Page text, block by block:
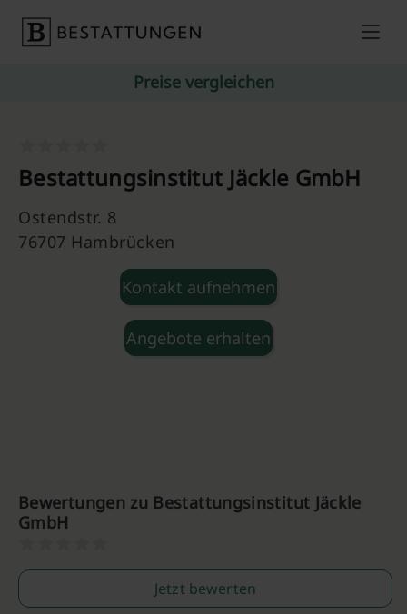
Preise vergleichen
Bestattungsinstitut Jäckle GmbH
Ostendstr. 8
76707 Hambrücken
Kontakt aufnehmen
Angebote erhalten
Bewertungen zu Bestattungsinstitut Jäckle
GmbH
Jetzt bewerten